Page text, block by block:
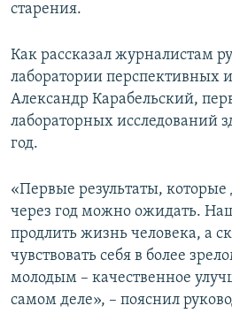
старения.
Как рассказал журналистам
лаборатории перспективных
Александр Карабельский,
лабораторных исследований
год.
«Первые результаты,
через год можно ожидать.
продлить жизнь человека, а
чувствовать себя в более
молодым – качественное
самом деле», – пояснил